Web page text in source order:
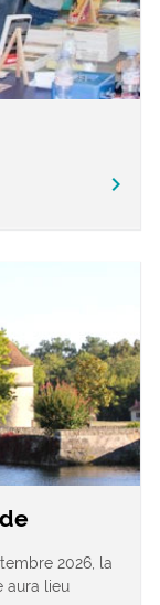
chevron_right
2026, la
aura lieu